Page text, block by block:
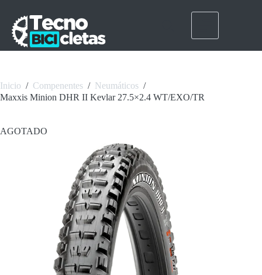
contenido
Inicio / Compenentes / Neumáticos /
Maxxis Minion DHR II Kevlar 27.5×2.4 WT/EXO/TR
AGOTADO